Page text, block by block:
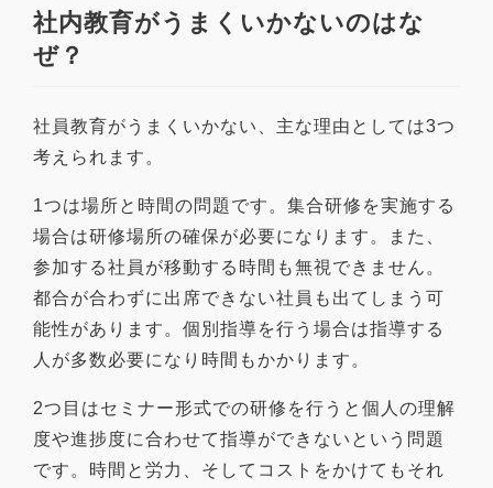
社内教育がうまくいかないのはな
ぜ？
社員教育がうまくいかない、主な理由としては3つ
考えられます。
1つは場所と時間の問題です。集合研修を実施する
場合は研修場所の確保が必要になります。また、
参加する社員が移動する時間も無視できません。
都合が合わずに出席できない社員も出てしまう可
能性があります。個別指導を行う場合は指導する
人が多数必要になり時間もかかります。
2つ目はセミナー形式での研修を行うと個人の理解
度や進捗度に合わせて指導ができないという問題
です。時間と労力、そしてコストをかけてもそれ